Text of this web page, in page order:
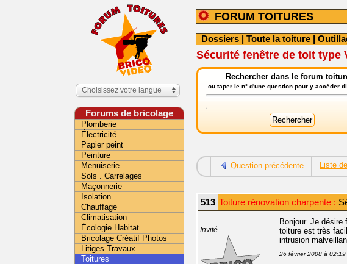
FORUM TOITURES
Dossiers | Toute la toiture |
Sécurité fenêtre de toit type
Rechercher dans le forum
ou taper le n° d'une question pour y accéder
Question précédente Liste
513 Toiture rénovation charpente :
Invité
Bonjour. Je
toiture est très
intrusion
26 février 2008 à 02:19
Choisissez votre langue
Forums de bricolage
Plomberie
Électricité
Papier peint
Peinture
Menuiserie
Sols . Carrelages
Maçonnerie
Isolation
Chauffage
Climatisation
Écologie Habitat
Bricolage Créatif Photos
Litiges Travaux
Toitures